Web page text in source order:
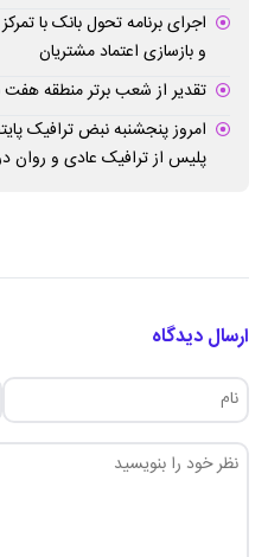
اجرای برنامه تحول بانک با
و بازسازی اعتماد مشتریان
تقدیر از شعب برتر منطقه هفت
امروز پنجشنبه نبض ترافیک
پلیس از ترافیک عادی و روان
ارسال دیدگاه